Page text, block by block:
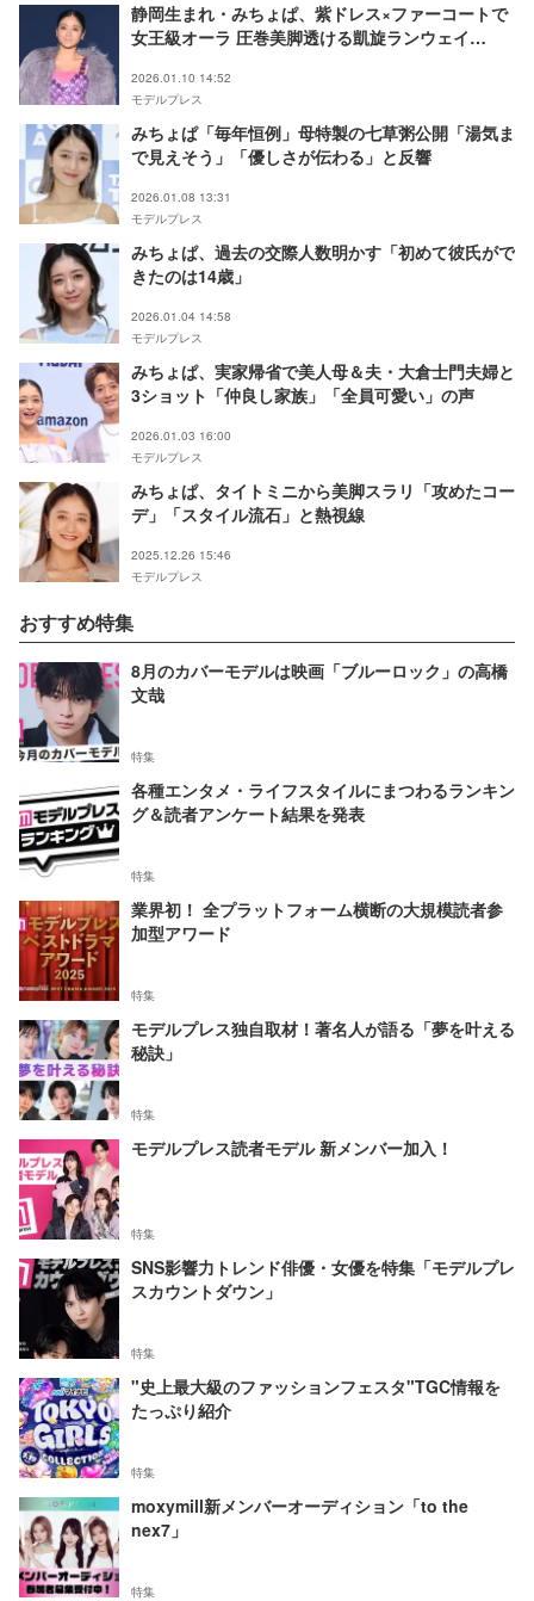
静岡生まれ・みちょぱ、紫ドレス×ファーコートで
女王級オーラ 圧巻美脚透ける凱旋ランウェイ
2026.01.10 14:52
モデルプレス
みちょぱ「毎年恒例」母特製の七草粥公開「湯気ま
で見えそう」「優しさが伝わる」と反響
2026.01.08 13:31
モデルプレス
みちょぱ、過去の交際人数明かす「初めて彼氏がで
きたのは14歳」
2026.01.04 14:58
モデルプレス
みちょぱ、実家帰省で美人母＆夫・大倉士門夫婦と
3ショット「仲良し家族」「全員可愛い」の声
2026.01.03 16:00
モデルプレス
みちょぱ、タイトミニから美脚スラリ「攻めたコー
デ」「スタイル流石」と熱視線
2025.12.26 15:46
モデルプレス
おすすめ特集
8月のカバーモデルは映画「ブルーロック」の高橋
文哉
特集
各種エンタメ・ライフスタイルにまつわるランキン
グ＆読者アンケート結果を発表
特集
業界初！ 全プラットフォーム横断の大規模読者参
加型アワード
特集
モデルプレス独自取材！著名人が語る「夢を叶える
秘訣」
特集
モデルプレス読者モデル 新メンバー加入！
特集
SNS影響力トレンド俳優・女優を特集「モデルプレ
スカウントダウン」
特集
"史上最大級のファッションフェスタ"TGC情報を
たっぷり紹介
特集
moxymill新メンバーオーディション「to the
nex7」
特集